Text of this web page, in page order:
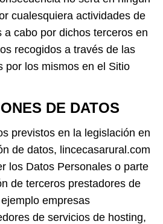
cualesquiera actividades de
a cabo por dichos terceros en
recogidos a través de las
por los mismos en el Sitio
DE DATOS
previstos en la legislación en
de datos, lincecasarural.com
los Datos Personales o parte
de terceros prestadores de
empresas
de servicios de hosting,